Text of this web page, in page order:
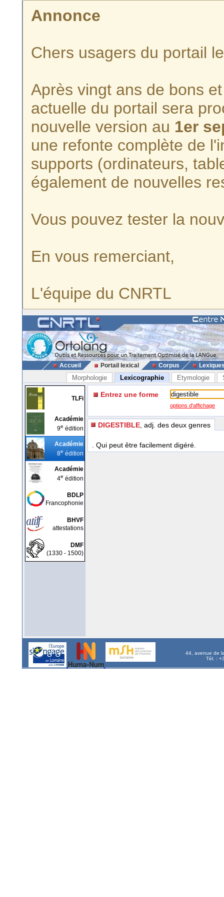
Annonce
Chers usagers du portail
Après vingt ans de bons
actuelle du portail sera
nouvelle version au 1er
une refonte complète de
supports (ordinateurs,
également de nouvelles
Vous pouvez tester la
En vous remerciant,
L'équipe du CNRTL
Accueil Portail lexical Corpus
Morphologie Lexicographie Etymologie
TLFi
Académie
9e édition
Académie
8e édition
Académie
4e édition
BDLP
Francophonie
BHVF
attestations
DMF
(1330 - 1500)
Entrez une forme
options d'affichage
DIGESTIBLE , adj. des deux genres
. Qui peut être facilement digéré.
44, avenue de
Tél. :